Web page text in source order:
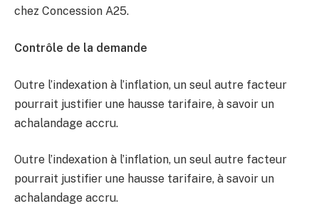
chez Concession A25.
Contrôle de la demande
Outre l’indexation à l’inflation, un seul autre facteur
pourrait justifier une hausse tarifaire, à savoir un
achalandage accru.
Outre l’indexation à l’inflation, un seul autre facteur
pourrait justifier une hausse tarifaire, à savoir un
achalandage accru.